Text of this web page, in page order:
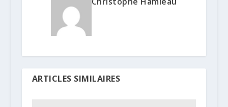
ARTICLES SIMILAIRES